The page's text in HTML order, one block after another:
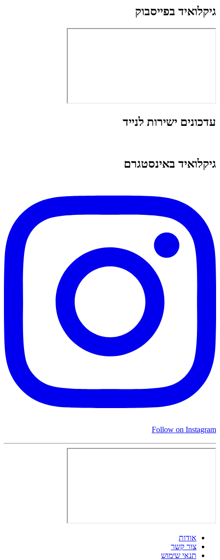
גיקלואיד בפייסבוק
עדכונים ישירות לנייד
גיקלואיד באינסטגרם
Follow on Instagram
אודות
צור קשר
תנאי שימוש